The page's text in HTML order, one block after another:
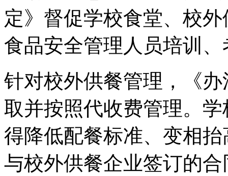
定》督促学校食堂、校
食品安全管理人员培训、
针对校外供餐管理，《
取并按照代收费管理。
得降低配餐标准、变相
与校外供餐企业签订的